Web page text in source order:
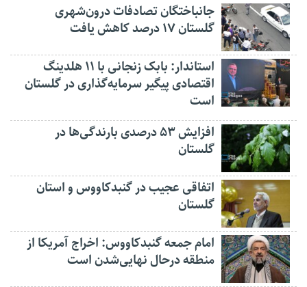
جانباختگان تصادفات درون‌شهری
گلستان ۱۷ درصد کاهش یافت
استاندار: بابک زنجانی با ۱۱ هلدینگ
اقتصادی پیگیر سرمایه‌گذاری در گلستان
است
افزایش ۵۳ درصدی بارندگی‌ها در
گلستان
اتفاقی عجیب در‌ گنبدکاووس و استان
گلستان
امام جمعه گنبدکاووس: اخراج آمریکا از
منطقه درحال نهایی‌شدن است